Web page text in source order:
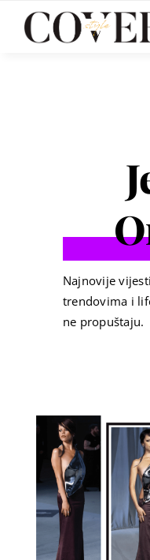
Out & About
Najnovije
trendovima i
ne propuštaju.